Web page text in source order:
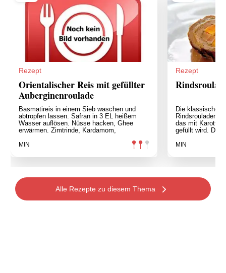
Rezept
Orientalischer Reis mit gefüllter
Auberginenroulade
Basmatireis in einem Sieb waschen und
abtropfen lassen. Safran in 3 EL heißem
Wasser auflösen. Nüsse hacken, Ghee
erwärmen. Zimtrinde, Kardamom,
MIN
Rezept
Die klassischen
Rindsrouladen
das mit
gefüllt wird. Die
MIN
Alle Rezepte zu diesem Thema